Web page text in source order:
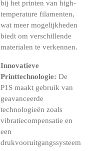
bij het printen van high-
temperature filamenten,
wat meer mogelijkheden
biedt om verschillende
materialen te verkennen.
Innovatieve
Printtechnologie: De
P1S maakt gebruik van
geavanceerde
technologieën zoals
vibratiecompensatie en
een
drukvooruitgangssysteem